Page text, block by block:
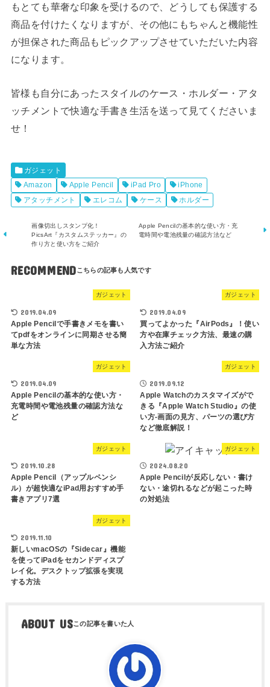
もとても華奢な印象を受けるので、どうしても保護する
商品を付けたくなりますが、その他にもちゃんと機能性
が担保された商品もピックアップさせていただいた内容
になります。
皆様も自分にあったスタイルのケース・ホルダー・アタ
ッチメントで快適な手書き生活を送って見てくださいま
せ！
ガジェット
Amazon
Apple Pencil iPad Pro
iPhone
アタッチメント
エレコム ケース ホルダー
画像切出しスタンプ化！
PicsArt『カスタムステッカー』の
作り方と使い方をご紹介
Apple Pencilの基本的な使い方・充
電時間や電池残量の確認方法など
RECOMMEND
ガジェット
2019.04.09
Apple Pencilで手書きメモを書い
てpdfをオンラインに同期させる簡
単な方法
ガジェット
2019.04.09
買ってよかった『AirPods』！使い
方や在庫チェック方法、最速の購
入方法ご紹介
ガジェット
2019.04.09
Apple Pencilの基本的な使い方・
充電時間や電池残量の確認方法な
ど
ガジェット
2019.09.12
Apple Watchのカスタマイズがで
きる『Apple Watch Studio』の使
い方-画面の見方、パーツの選び方
など徹底解説！
ガジェット
2019.10.28
Apple Pencil（アップルペンシ
ル）が超快適なiPad用おすすめ手
書きアプリ7選
ガジェット
2024.08.20
Apple Pencilが反応しない・書け
ない・途切れるなどが起こった時
の対処法
ガジェット
2019.11.10
新しいmacOSの『Sidecar』機能
を使ってiPadをセカンドディスプ
レイ化。デスクトップ拡張を実現
する方法
ABOUT US